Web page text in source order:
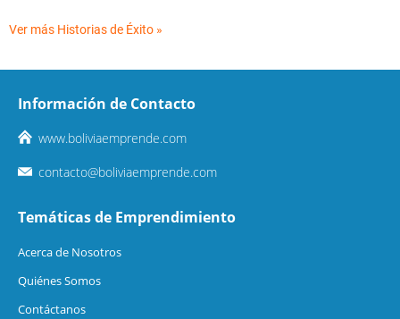
Ver más Historias de Éxito »
Información de Contacto
www.boliviaemprende.com
contacto@boliviaemprende.com
Temáticas de Emprendimiento
Acerca de Nosotros
Quiénes Somos
Contáctanos